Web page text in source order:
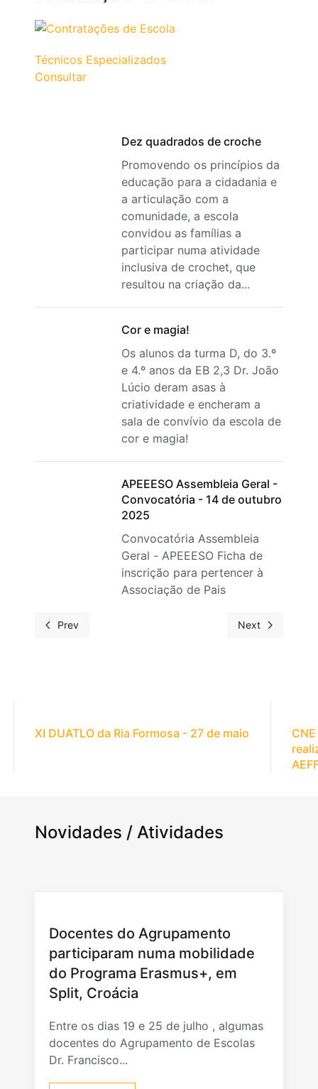
Técnicos Especializados
Consultar
Dez quadrados de croche
Promovendo os princípios da
educação para a cidadania e
a articulação com a
comunidade, a escola
convidou as famílias a
participar numa atividade
inclusiva de crochet, que
resultou na criação da...
Cor e magia!
Os alunos da turma D, do 3.º
e 4.º anos da EB 2,3 Dr. João
Lúcio deram asas à
criatividade e encheram a
sala de convívio da escola de
cor e magia!
APEEESO Assembleia Geral -
Convocatória - 14 de outubro
2025
Convocatória Assembleia
Geral - APEEESO Ficha de
inscrição para pertencer à
Associação de Pais
Prev Next
XI DUATLO da Ria Formosa - 27 de maio
Novidades / Atividades
Docentes do Agrupamento
participaram numa mobilidade
do Programa Erasmus+, em
Split, Croácia
Entre os dias 19 e 25 de julho , algumas
docentes do Agrupamento de Escolas
Dr. Francisco...